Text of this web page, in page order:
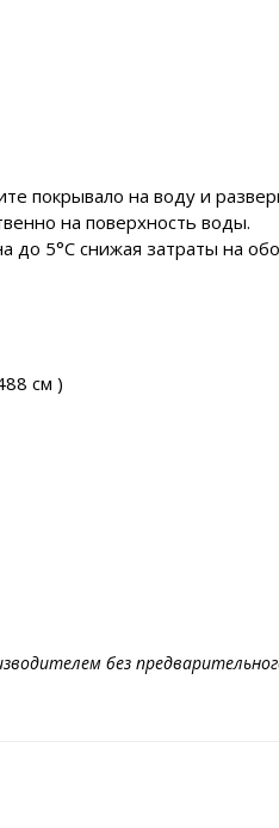
покрывало на воду и
на поверхность воды.
до 5°C снижая затраты на
см )
без